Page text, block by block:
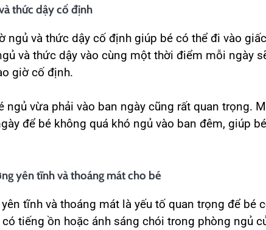
thức dậy cố định
ngủ và thức dậy cố định giúp bé có thể đi vào
và thức dậy vào cùng một thời điểm mỗi ngày
giờ cố định.
ngủ vừa phải vào ban ngày cũng rất quan trọng.
để bé không quá khó ngủ vào ban đêm, giúp
yên tĩnh và thoáng mát cho bé
tĩnh và thoáng mát là yếu tố quan trọng để bé
tiếng ồn hoặc ánh sáng chói trong phòng ngủ